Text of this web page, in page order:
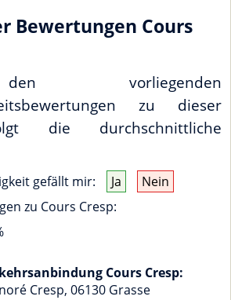
Bewertungen Cours
vorliegenden
zu dieser
die durchschnittliche
gefällt mir: Ja
Nein
zu Cours Cresp:
Cours Cresp:
Cresp, 06130 Grasse